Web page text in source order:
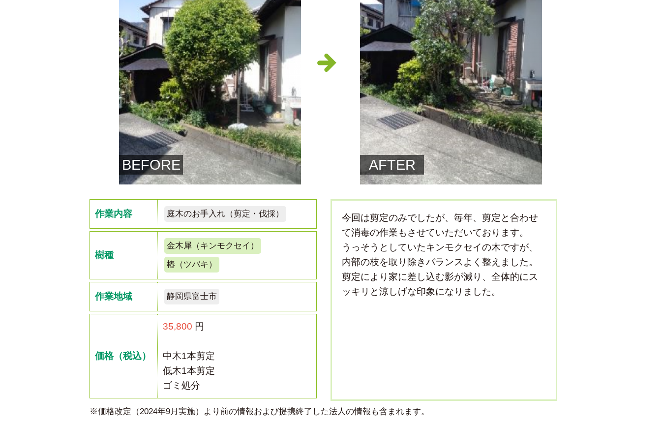
BEFORE AFTER
作業内容 庭木のお手入れ（剪定・伐採）
樹種
金木犀（キンモクセイ）
椿（ツバキ）
作業地域 静岡県富士市
価格（税込）
35,800 円
中木1本剪定
低木1本剪定
ゴミ処分
今回は剪定のみでしたが、毎年、剪定と合わせ
て消毒の作業もさせていただいております。
うっそうとしていたキンモクセイの木ですが、
内部の枝を取り除きバランスよく整えました。
剪定により家に差し込む影が減り、全体的にス
ッキリと涼しげな印象になりました。
※価格改定（2024年9月実施）より前の情報および提携終了した法人の情報も含まれます。